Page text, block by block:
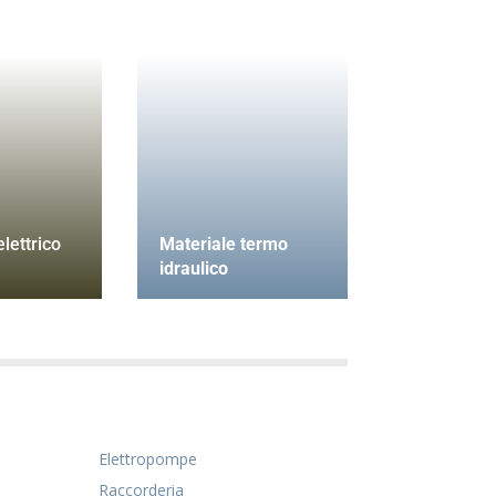
Materiale termo
idraulico
Elettropompe
Raccorderia